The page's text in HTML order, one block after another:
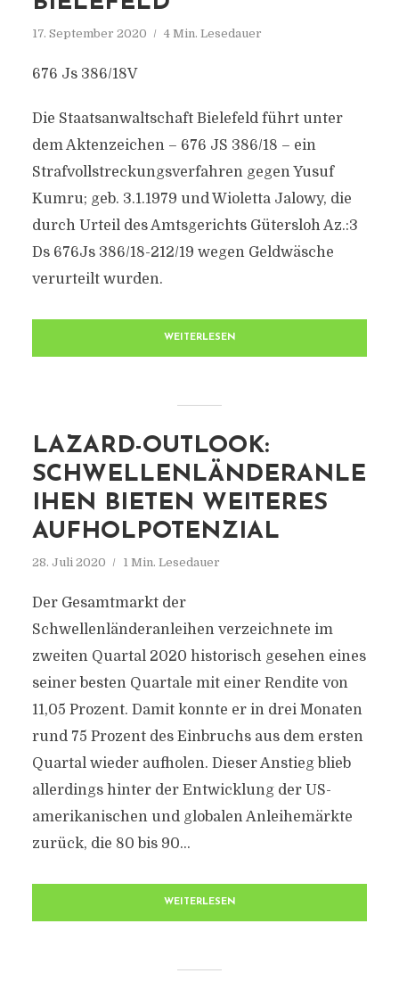
17. September 2020 4 Min. Lesedauer
676 Js 386/18V
Die Staatsanwaltschaft Bielefeld führt unter
dem Aktenzeichen – 676 JS 386/18 – ein
Strafvollstreckungsverfahren gegen Yusuf
Kumru; geb. 3.1.1979 und Wioletta Jalowy, die
durch Urteil des Amtsgerichts Gütersloh Az.:3
Ds 676Js 386/18-212/19 wegen Geldwäsche
verurteilt wurden.
WEITERLESEN
LAZARD-OUTLOOK:
SCHWELLENLÄNDERANLE
IHEN BIETEN WEITERES
AUFHOLPOTENZIAL
28. Juli 2020 1 Min. Lesedauer
Der Gesamtmarkt der
Schwellenländeranleihen verzeichnete im
zweiten Quartal 2020 historisch gesehen eines
seiner besten Quartale mit einer Rendite von
11,05 Prozent. Damit konnte er in drei Monaten
rund 75 Prozent des Einbruchs aus dem ersten
Quartal wieder aufholen. Dieser Anstieg blieb
allerdings hinter der Entwicklung der US-
amerikanischen und globalen Anleihemärkte
zurück, die 80 bis 90...
WEITERLESEN